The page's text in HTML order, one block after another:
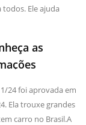
todos. Ele ajuda
as
24 foi aprovada em
Ela trouxe grandes
carro no Brasil.A